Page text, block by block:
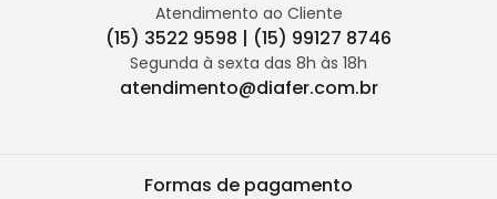
Atendimento ao Cliente
(15) 3522 9598 | (15) 99127 8746
Segunda à sexta das 8h às 18h
atendimento@diafer.com.br
Formas de pagamento